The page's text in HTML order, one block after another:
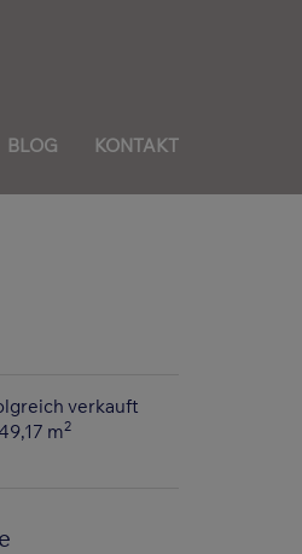
BLOG KONTAKT
verkauft
m2